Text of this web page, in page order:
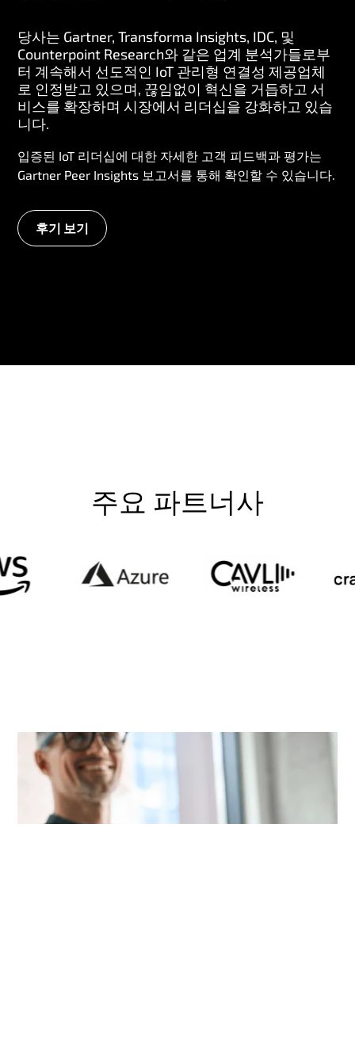
당사는 Gartner, Transforma Insights, IDC, 및
Counterpoint Research와 같은 업계 분석가들로부
터 계속해서 선도적인 IoT 관리형 연결성 제공업체
로 인정받고 있으며, 끊임없이 혁신을 거듭하고 서
비스를 확장하며 시장에서 리더십을 강화하고 있습
니다.
입증된 IoT 리더십에 대한 자세한 고객 피드백과 평가는
Gartner Peer Insights 보고서를 통해 확인할 수 있습니다.
후기 보기
주요 파트너사